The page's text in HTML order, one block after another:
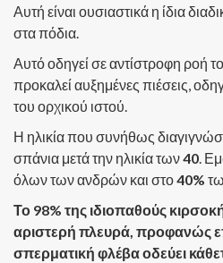
Αυτή είναι ουσιαστικά η ίδια
στα πόδια.
Αυτό οδηγεί σε αντίστροφη ροή
προκαλεί αυξημένες πιέσεις,
του ορχικού ιστού.
Η ηλικία που συνήθως
σπάνια μετά την ηλικία των40.
όλων των ανδρών και στο40%
Το 98% της ιδιοπαθούς
αριστερή πλευρά, προφανώς
σπερματική φλέβα οδεύει